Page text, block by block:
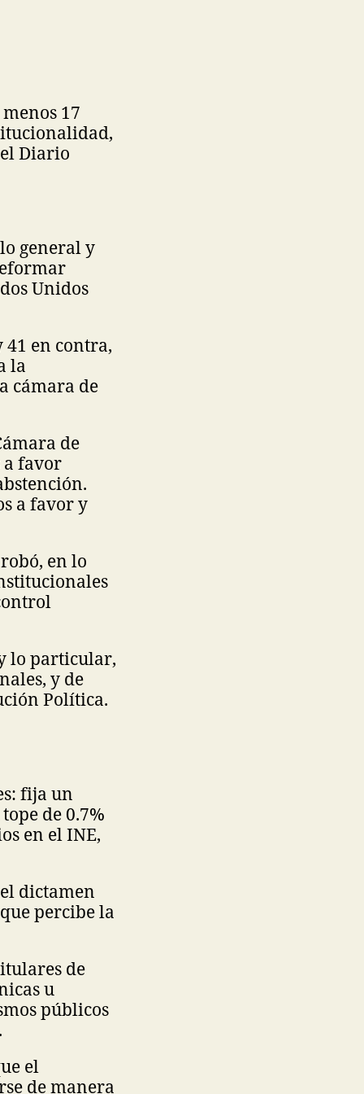
17
Diario
general y
Unidos
en contra,
la
cámara de
de
a favor
a favor y
en lo
lo particular,
y de
Política.
fija un
de 0.7%
en el INE,
dictamen
percibe la
de
u
públicos
el
de manera